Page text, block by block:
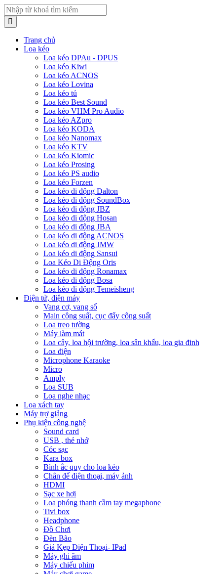
Trang chủ
Loa kéo
Loa kéo DPAu - DPUS
Loa kéo Kiwi
Loa kéo ACNOS
Loa kéo Lovina
Loa kéo tủ
Loa kéo Best Sound
Loa kéo VHM Pro Audio
Loa kéo AZpro
Loa kéo KODA
Loa kéo Nanomax
Loa kéo KTV
Loa kéo Kiomic
Loa kéo Prosing
Loa kéo PS audio
Loa kéo Forzen
Loa kéo di động Dalton
Loa kéo di động SoundBox
Loa kéo di động JBZ
Loa kéo di động Hosan
Loa kéo di động JBA
Loa kéo di động ACNOS
Loa kéo di động JMW
Loa kéo di động Sansui
Loa Kéo Di Động Oris
Loa kéo di động Ronamax
Loa kéo di động Bosa
Loa kéo di động Temeisheng
Điện tử, điện máy
Vang cơ, vang số
Main công suất, cục đẩy công suất
Loa treo tường
Máy làm mát
Loa cây, loa hội trường, loa sân khấu, loa gia đinh
Loa điện
Microphone Karaoke
Micro
Amply
Loa SUB
Loa nghe nhạc
Loa xách tay
Máy trợ giảng
Phụ kiện công nghệ
Sound card
USB , thẻ nhớ
Cóc sạc
Kara box
Bình ắc quy cho loa kéo
Chân để điện thoại, máy ảnh
HDMI
Sạc xe hơi
Loa phóng thanh cầm tay megaphone
Tivi box
Headphone
Đồ Chơi
Đèn Bão
Giá Kẹp Điện Thoại- IPad
Máy ghi âm
Máy chiếu phim